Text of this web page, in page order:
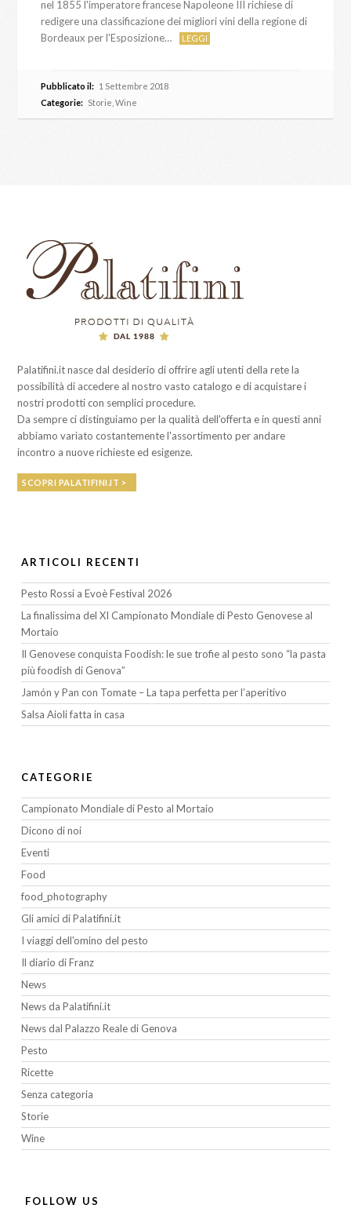
nel 1855 l'imperatore francese Napoleone III richiese di
redigere una classificazione dei migliori vini della regione di
Bordeaux per l'Esposizione…
LEGGI
Pubblicato il: 1 Settembre 2018
Categorie: Storie ,Wine
Palatifini.it nasce dal desiderio di offrire agli utenti della rete la
possibilità di accedere al nostro vasto catalogo e di acquistare i
nostri prodotti con semplici procedure.
Da sempre ci distinguiamo per la qualità dell'offerta e in questi anni
abbiamo variato costantemente l'assortimento per andare
incontro a nuove richieste ed esigenze.
SCOPRI PALATIFINI.IT >
ARTICOLI RECENTI
Pesto Rossi a Evoè Festival 2026
La finalissima del XI Campionato Mondiale di Pesto Genovese al
Mortaio
Il Genovese conquista Foodish: le sue trofie al pesto sono “la pasta
più foodish di Genova”
Jamón y Pan con Tomate – La tapa perfetta per l’aperitivo
Salsa Aioli fatta in casa
CATEGORIE
Campionato Mondiale di Pesto al Mortaio
Dicono di noi
Eventi
Food
food_photography
Gli amici di Palatifini.it
I viaggi dell'omino del pesto
Il diario di Franz
News
News da Palatifini.it
News dal Palazzo Reale di Genova
Pesto
Ricette
Senza categoria
Storie
Wine
FOLLOW US